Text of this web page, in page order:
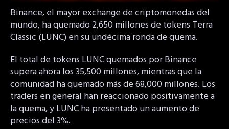
Binance, el mayor exchange de criptomonedas del
mundo, ha quemado 2,650 millones de tokens Terra
Classic (LUNC) en su undécima ronda de quema.
El total de tokens LUNC quemados por Binance
supera ahora los 35,500 millones, mientras que la
comunidad ha quemado más de 68,000 millones. Los
traders en general han reaccionado positivamente a
la quema, y LUNC ha presentado un aumento de
precios del 3%.